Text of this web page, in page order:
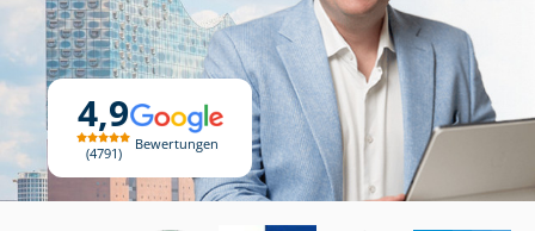
4,9
4791
Bewertungen